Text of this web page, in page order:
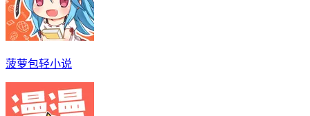
菠萝包轻小说